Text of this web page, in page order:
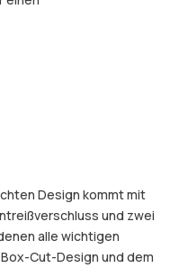
Design kommt mit
und zwei
alle wichtigen
Cut-Design und dem